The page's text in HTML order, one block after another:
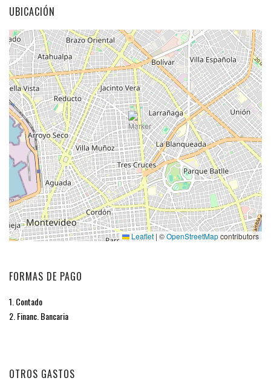
UBICACIÓN
Leaflet | ©OpenStreetMapcontributors
FORMAS DE PAGO
1. Contado
2. Financ. Bancaria
OTROS GASTOS